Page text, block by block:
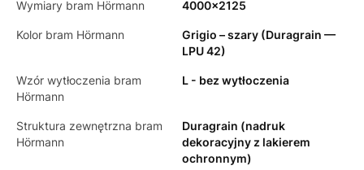
Wymiary bram Hörmann 4000x2125
Kolor bram Hörmann
Grigio – szary (Duragrain —
LPU 42)
Wzór wytłoczenia bram
Hörmann
L - bez wytłoczenia
Struktura zewnętrzna bram
Hörmann
Duragrain (nadruk
dekoracyjny z lakierem
ochronnym)